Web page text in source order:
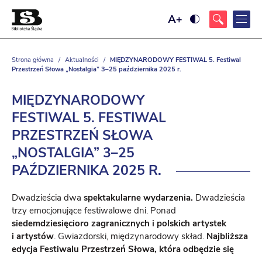
Ustaw
rozmiar
Ustaw
kontrast
z
żółtym
Strona główna / Aktualności / MIĘDZYNARODOWY FESTIWAL 5. Festiwal
Przestrzeń Słowa „Nostalgia” 3–25 października 2025 r.
MIĘDZYNARODOWY
FESTIWAL 5. FESTIWAL
PRZESTRZEŃ SŁOWA
„NOSTALGIA” 3–25
PAŹDZIERNIKA 2025 R.
Dwadzieścia dwa spektakularne wydarzenia. Dwadzieścia
trzy emocjonujące festiwalowe dni. Ponad
siedemdziesięcioro zagranicznych i polskich artystek
i artystów. Gwiazdorski, międzynarodowy skład. Najbliższa
edycja Festiwalu Przestrzeń Słowa, która odbędzie się